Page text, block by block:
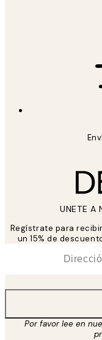
UNETE A
Regístrate para
un 15% de
Por favor lee en